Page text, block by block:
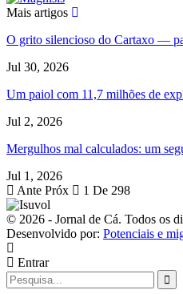
Mais artigos
O grito silencioso do Cartaxo —
Jul 30, 2026
Um paiol com 11,7 milhões de
Jul 2, 2026
Mergulhos mal calculados: um
Jul 1, 2026
Ante Próx 1 De 298
© 2026 - Jornal de Cá. Todos os
Desenvolvido por: Potenciais e
Entrar